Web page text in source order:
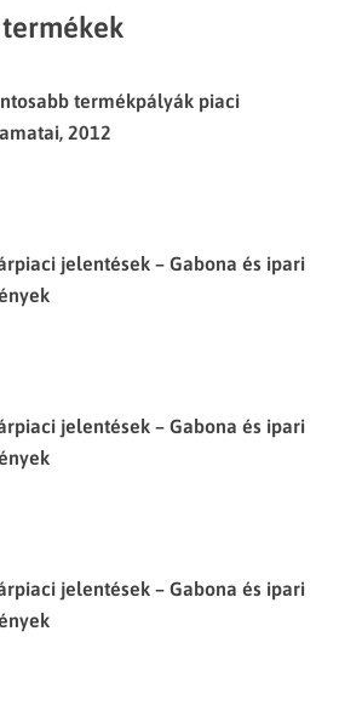
termékpályák piaci
2012
jelentések – Gabona és ipari
jelentések – Gabona és ipari
jelentések – Gabona és ipari